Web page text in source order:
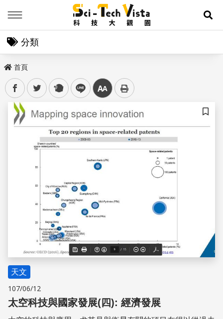
展
分類
首頁
facebooktwitter plurk line 中
儲存
天文
107/06/12
太空科技與國家發展(四): 經濟發展